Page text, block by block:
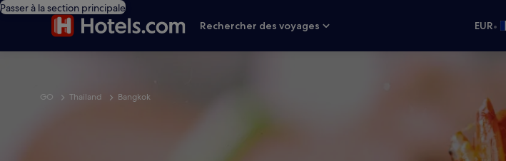
Passer à la section principale
Rechercher des voyages
EUR•
GO Thailand Bangkok